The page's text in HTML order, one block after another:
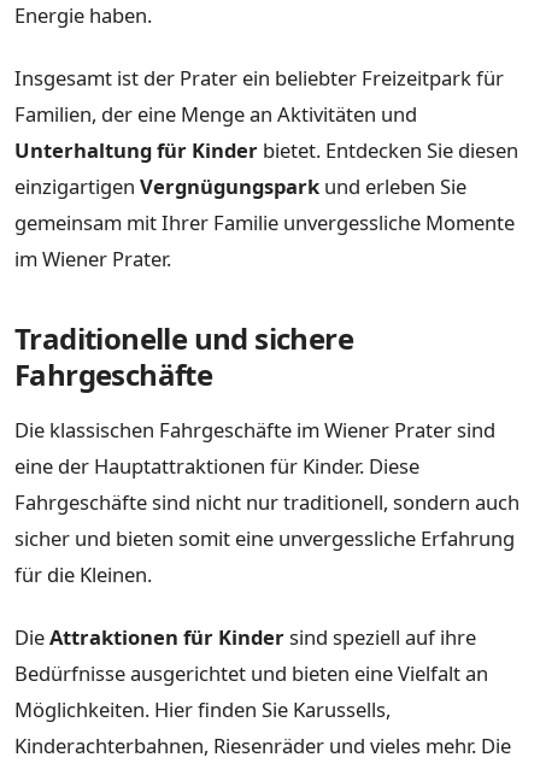
Energie haben.
Insgesamt ist der Prater ein beliebter Freizeitpark für
Familien, der eine Menge an Aktivitäten und
Unterhaltung für Kinder bietet. Entdecken Sie diesen
einzigartigen Vergnügungspark und erleben Sie
gemeinsam mit Ihrer Familie unvergessliche Momente
im Wiener Prater.
Traditionelle und sichere
Fahrgeschäfte
Die klassischen Fahrgeschäfte im Wiener Prater sind
eine der Hauptattraktionen für Kinder. Diese
Fahrgeschäfte sind nicht nur traditionell, sondern auch
sicher und bieten somit eine unvergessliche Erfahrung
für die Kleinen.
DieAttraktionen für Kindersind speziell auf ihre
Bedürfnisse ausgerichtet und bieten eine Vielfalt an
Möglichkeiten. Hier finden Sie Karussells,
Kinderachterbahnen, Riesenräder und vieles mehr. Die